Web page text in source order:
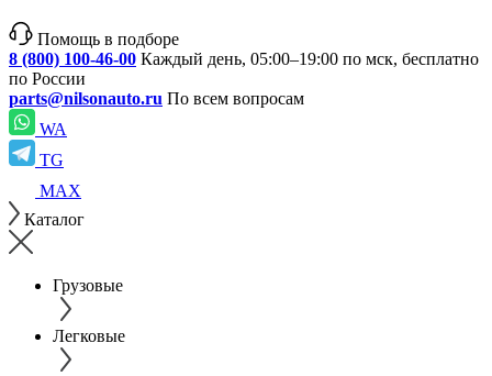
Помощь в подборе
8 (800) 100-46-00 Каждый день, 05:00–19:00 по мск, бесплатно
по России
parts@nilsonauto.ru По всем вопросам
WA
TG
MAX
Каталог
Грузовые
Легковые